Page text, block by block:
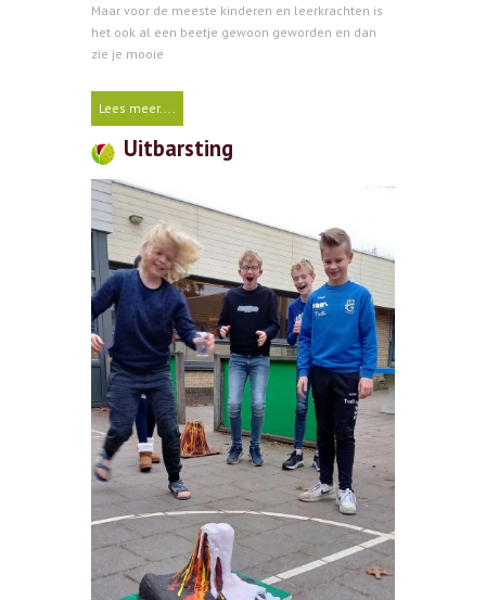
Maar voor de meeste kinderen en leerkrachten is
het ook al een beetje gewoon geworden en dan
zie je mooie
Lees meer....
Uitbarsting